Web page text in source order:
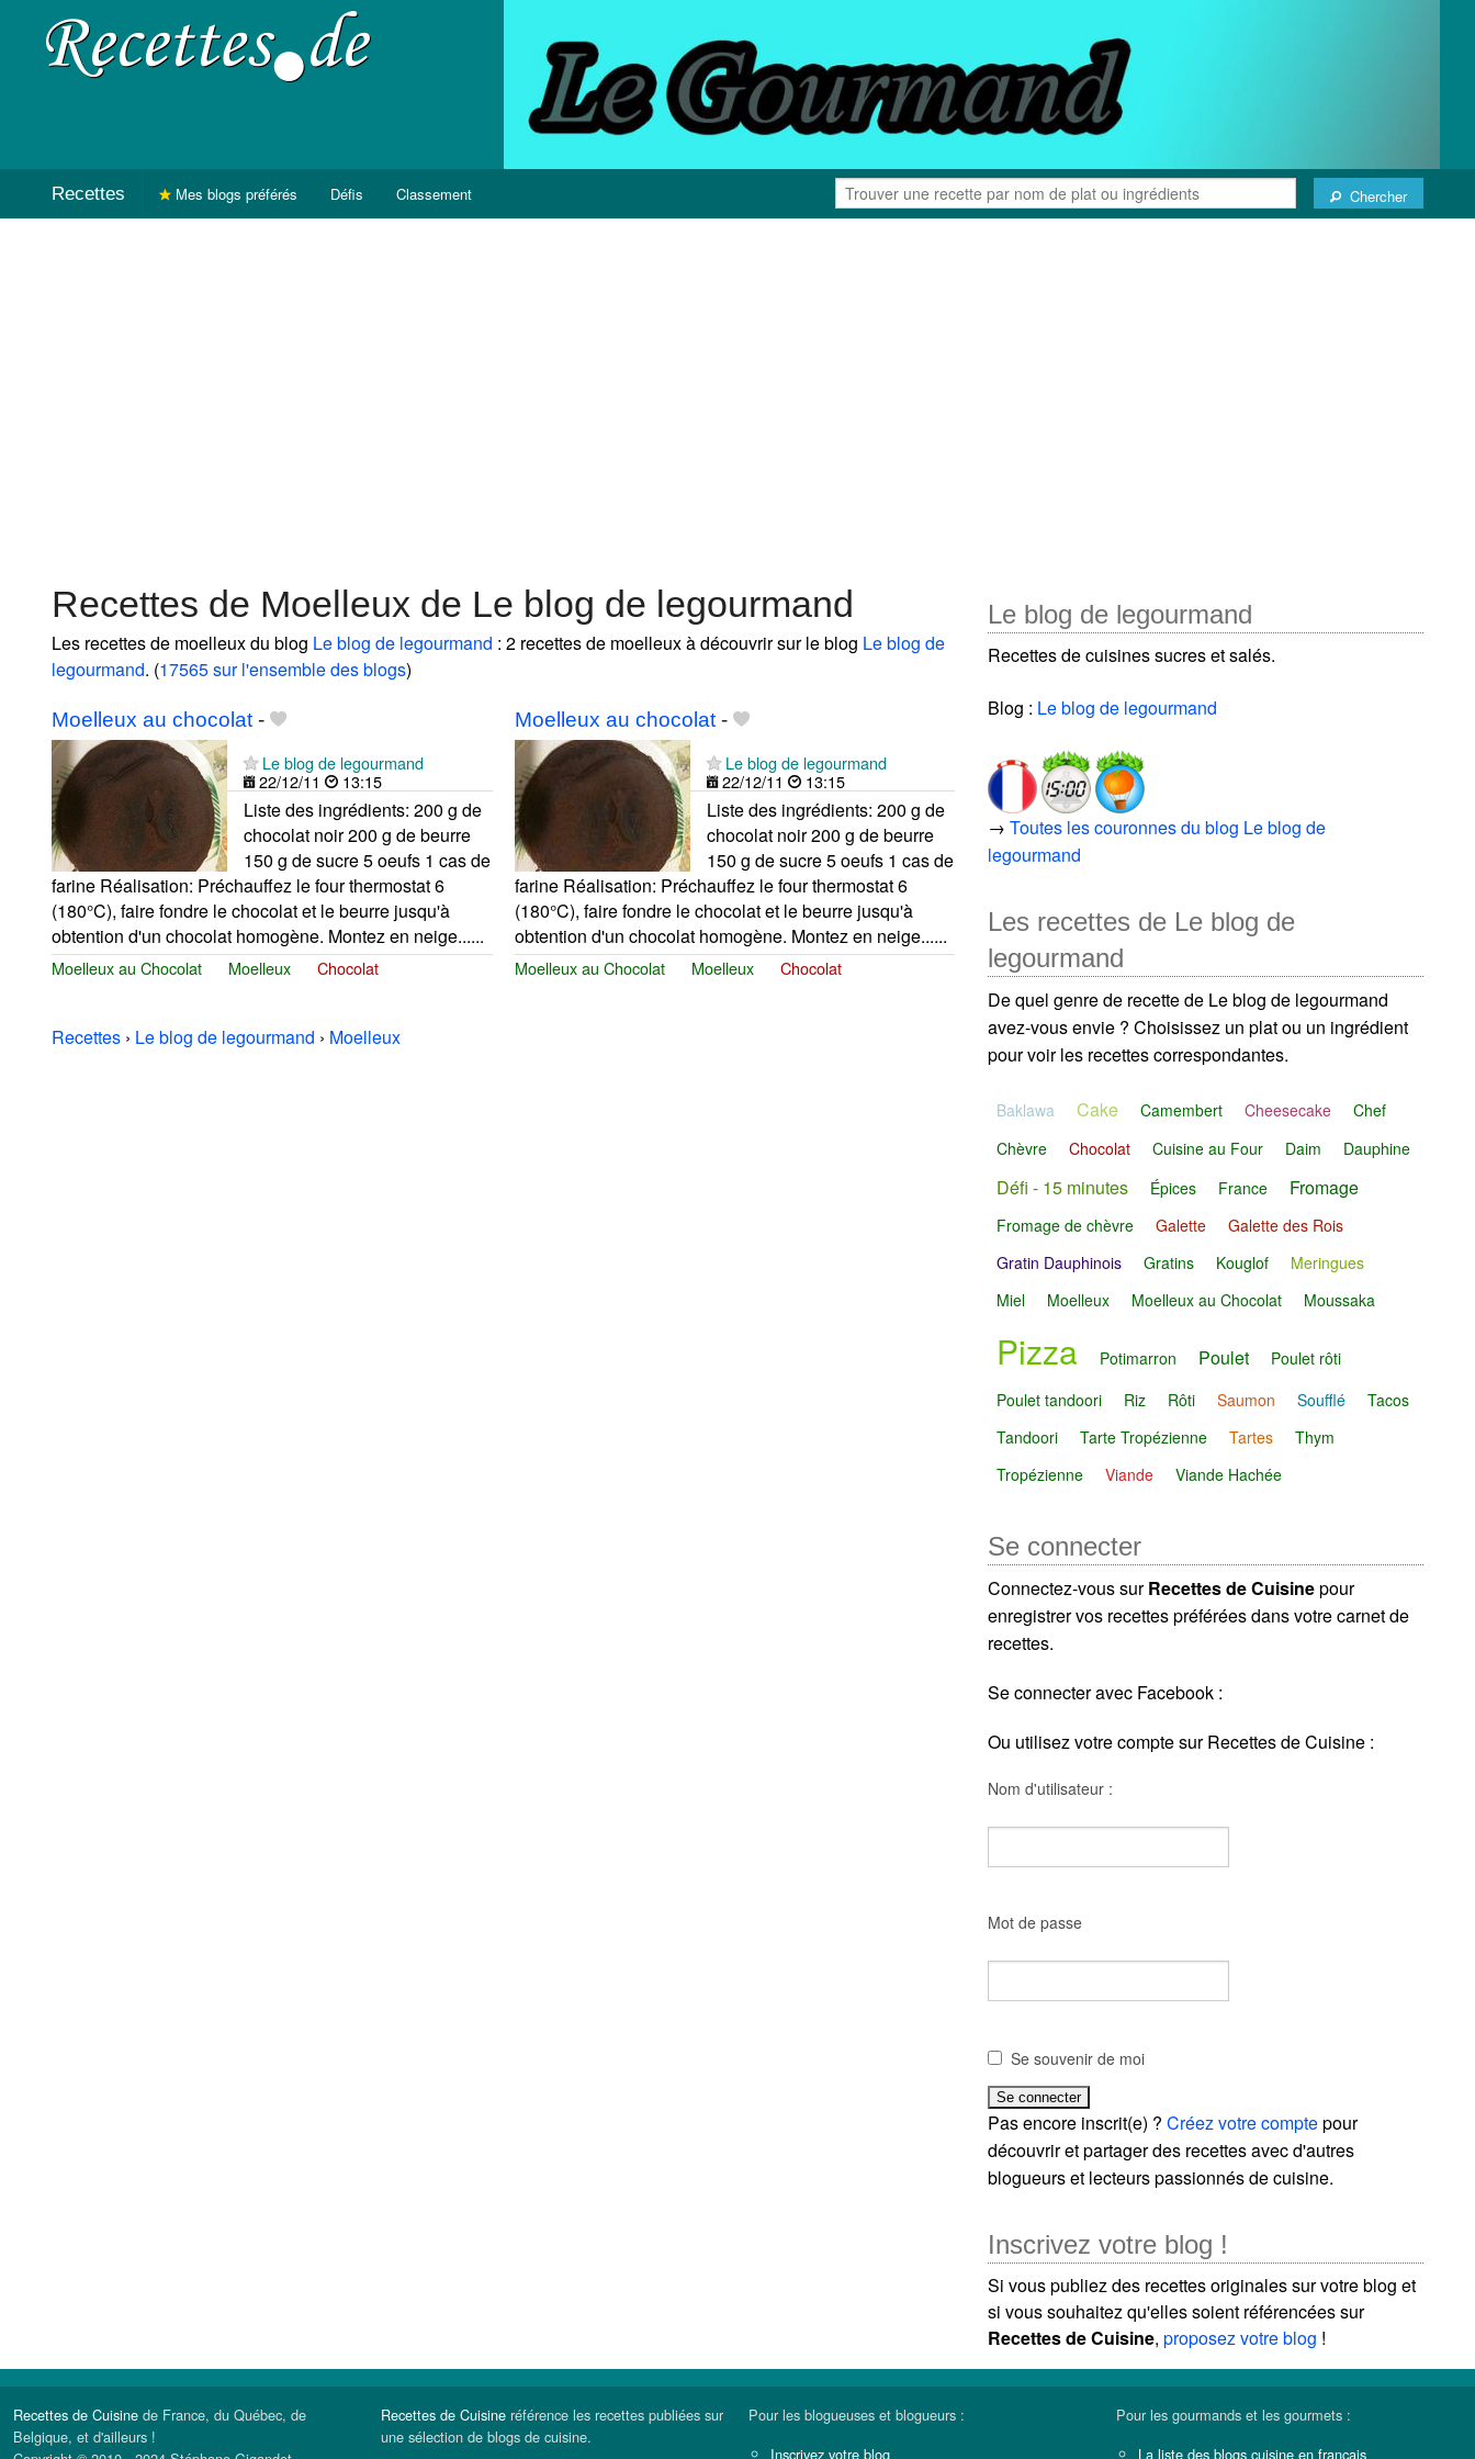
Recettes Chercher
Mes blogs préférés Défis Classement
Recettes de Moelleux de Le blog de legourmand
Les recettes de moelleux du blog Le blog de legourmand : 2 recettes de moelleux à découvrir sur le blog Le blog de
legourmand. (17565 sur l'ensemble des blogs)
Moelleux au chocolat -
Le blog de legourmand
22/12/11
13:15
Liste des ingrédients: 200 g de
chocolat noir 200 g de beurre
150 g de sucre 5 oeufs 1 cas de
farine Réalisation: Préchauffez le four thermostat 6
(180°C), faire fondre le chocolat et le beurre jusqu'à
obtention d'un chocolat homogène. Montez en neige......
Moelleux au Chocolat Moelleux Chocolat
Moelleux au chocolat-
Le blog de legourmand
22/12/11
13:15
Liste des ingrédients: 200 g de
chocolat noir 200 g de beurre
150 g de sucre 5 oeufs 1 cas de
farine Réalisation: Préchauffez le four thermostat 6
(180°C), faire fondre le chocolat et le beurre jusqu'à
obtention d'un chocolat homogène. Montez en neige......
Moelleux au Chocolat Moelleux Chocolat
Recettes › Le blog de legourmand › Moelleux
Le blog de legourmand
Recettes de cuisines sucres et salés.
Blog : Le blog de legourmand
→Toutes les couronnes du blog Le blog de
legourmand
Les recettes de Le blog de
legourmand
De quel genre de recette de Le blog de legourmand
avez-vous envie ? Choisissez un plat ou un ingrédient
pour voir les recettes correspondantes.
Baklawa Cake Camembert Cheesecake
Chef
Chèvre
Chocolat Cuisine au Four Daim Dauphine
Défi - 15 minutes Épices France Fromage
Fromage de chèvre Galette
Galette des Rois
Gratin Dauphinois
Gratins Kouglof
Meringues
Miel
Moelleux Moelleux au Chocolat Moussaka
Pizza Potimarron Poulet
Poulet rôti
Poulet tandoori
Riz Rôti Saumon Soufflé
Tacos
Tandoori
Tarte Tropézienne Tartes
Thym
Tropézienne
Viande Viande Hachée
Se connecter
Connectez-vous surRecettes de Cuisinepour
enregistrer vos recettes préférées dans votre carnet de
recettes.
Se connecter avec Facebook :
Ou utilisez votre compte sur Recettes de Cuisine :
Nom d'utilisateur :
Mot de passe
Se souvenir de moi
Pas encore inscrit(e) ?Créez votre comptepour
découvrir et partager des recettes avec d'autres
blogueurs et lecteurs passionnés de cuisine.
Inscrivez votre blog !
Si vous publiez des recettes originales sur votre blog et
si vous souhaitez qu'elles soient référencées sur
Recettes de Cuisine,proposez votre blog !
Recettes de Cuisine de France, du Québec, de
Belgique, et d'ailleurs !
Recettes de Cuisine référence les recettes publiées sur
une sélection de blogs de cuisine.
Pour les blogueuses et blogueurs :
Inscrivez votre blog
Pour les gourmands et les gourmets :
La liste des blogs cuisine en français